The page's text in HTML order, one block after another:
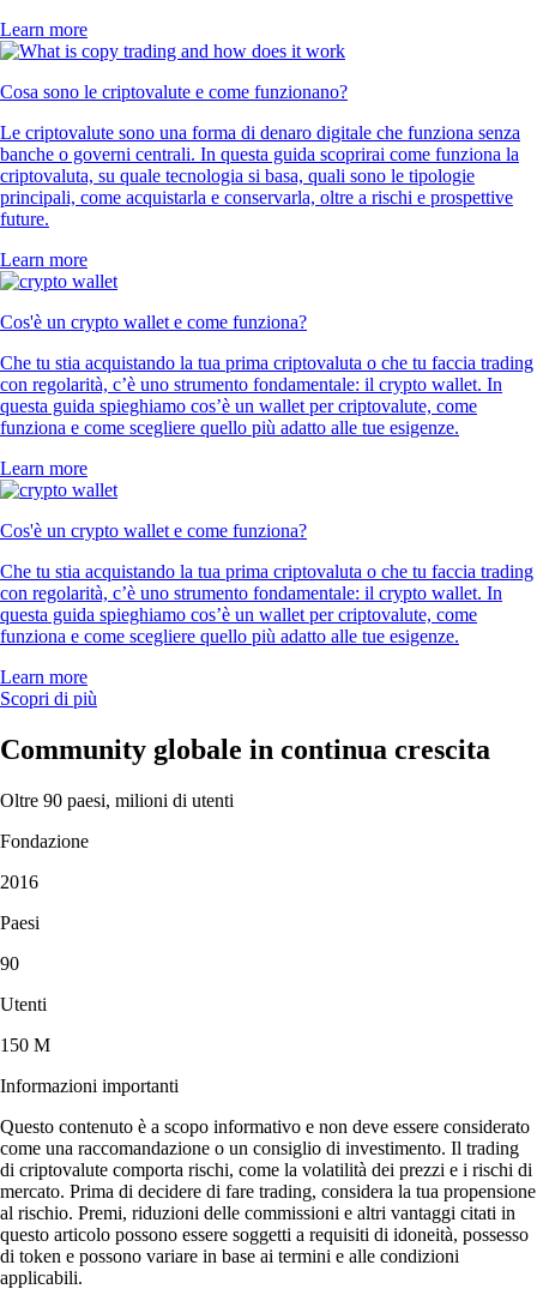
Learn more
Cosa sono le criptovalute e come funzionano?
Le criptovalute sono una forma di denaro digitale che funziona senza
banche o governi centrali. In questa guida scoprirai come funziona la
criptovaluta, su quale tecnologia si basa, quali sono le tipologie
principali, come acquistarla e conservarla, oltre a rischi e prospettive
future.
Learn more
Cos'è un crypto wallet e come funziona?
Che tu stia acquistando la tua prima criptovaluta o che tu faccia trading
con regolarità, c’è uno strumento fondamentale: il crypto wallet. In
questa guida spieghiamo cos’è un wallet per criptovalute, come
funziona e come scegliere quello più adatto alle tue esigenze.
Learn more
Cos'è un crypto wallet e come funziona?
Che tu stia acquistando la tua prima criptovaluta o che tu faccia trading
con regolarità, c’è uno strumento fondamentale: il crypto wallet. In
questa guida spieghiamo cos’è un wallet per criptovalute, come
funziona e come scegliere quello più adatto alle tue esigenze.
Learn more
Scopri di più
Community globale in continua crescita
Oltre 90 paesi, milioni di utenti
Fondazione
2016
Paesi
90
Utenti
150 M
Informazioni importanti
Questo contenuto è a scopo informativo e non deve essere considerato
come una raccomandazione o un consiglio di investimento. Il trading
di criptovalute comporta rischi, come la volatilità dei prezzi e i rischi di
mercato. Prima di decidere di fare trading, considera la tua propensione
al rischio. Premi, riduzioni delle commissioni e altri vantaggi citati in
questo articolo possono essere soggetti a requisiti di idoneità, possesso
di token e possono variare in base ai termini e alle condizioni
applicabili.